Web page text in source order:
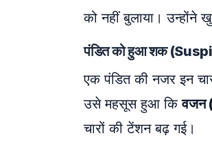
को नहीं बुलाया। उन्होंने
पंडित को हुआ शक
एक पंडित की नजर इन
उसे महसूस हुआ किवजन
चारों की टेंशन बढ़ गई।